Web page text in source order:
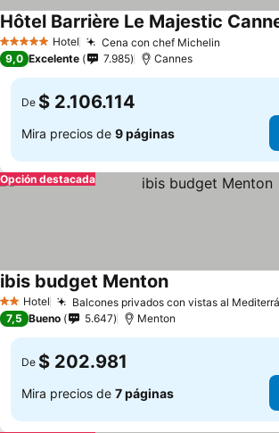
5 Estrellas Hotel Cena con chef Michelin
Hôtel Barrière Le Majestic
9,0 Excelente 7.985 Cannes
De $ 2.106.114
Mira precios de 9 páginas
Opción destacada
2 Estrellas
Hotel Balcones privados con vistas al
ibis budget Menton
7,5 Bueno 5.647 Menton
De $ 202.981
Mira precios de 7 páginas